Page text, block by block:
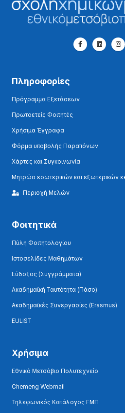
Πληροφορίες
Πρόγραμμα Εξετάσεων
Πρωτοετείς Φοιτητές
Χρήσιμα Έγγραφα
Φόρμα υποβολής Παραπόνων
Χάρτες και Συγκοινωνία
Μητρώο εσωτερικών και εξωτερικών
Περιοχή Μελών
Φοιτητικά
Πύλη Φοιτητολογίου
Ιστοσελίδες Μαθημάτων
Εύδοξος (Συγγράμματα)
Ακαδημαϊκή Ταυτότητα (Πάσο)
Ακαδημαϊκές Συνεργασίες (Erasmus)
EULiST
Χρήσιμα
Εθνικό Μετσόβιο Πολυτεχνείο
Chemeng Webmail
Τηλεφωνικός Κατάλογος ΕΜΠ